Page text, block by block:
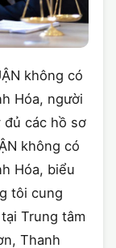
không có
Hóa, người
đủ các hồ sơ
không có
Hóa, biểu
tôi cung
Trung tâm
Thanh